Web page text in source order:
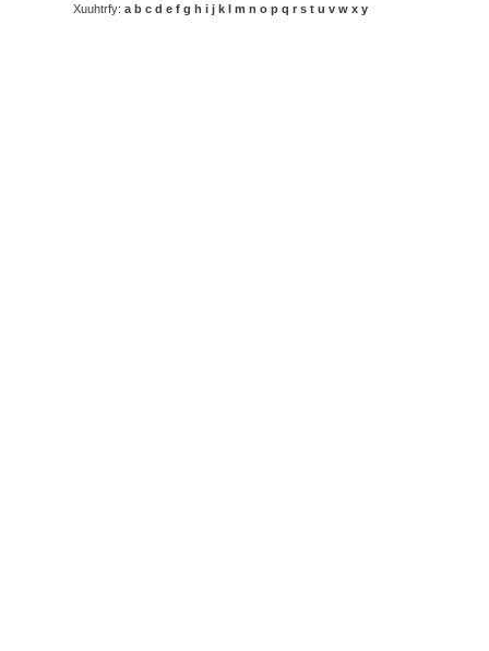
Xuuhtrfy:a b c d e f g h i j k l m n o p q r s t u v w x y